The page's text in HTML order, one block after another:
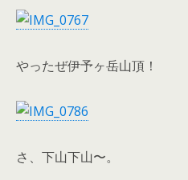
やったぜ伊予ヶ岳山頂！
さ、下山下山〜。